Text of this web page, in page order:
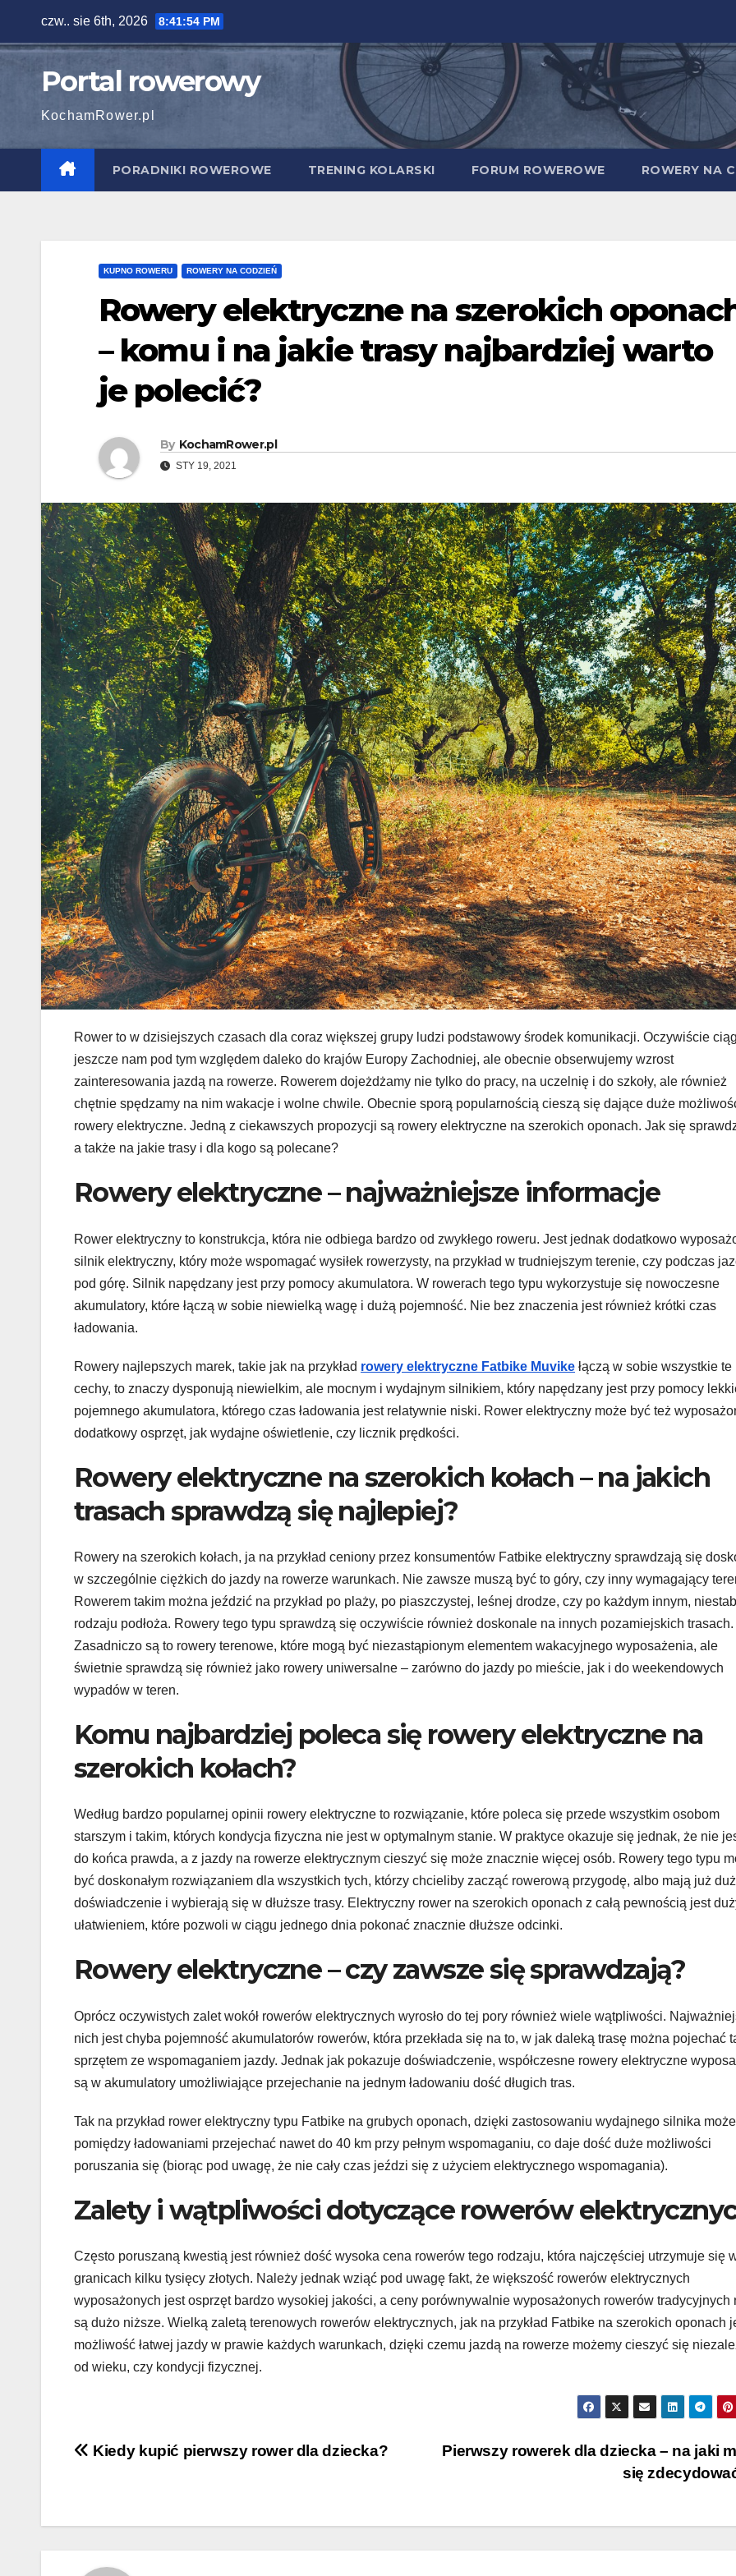
czw.. sie 6th, 2026 8:41:55 PM
Portal rowerowy
KochamRower.pl
PORADNIKI ROWEROWE TRENING KOLARSKI FORUM ROWEROWE ROWERY NA
KUPNO ROWERU ROWERY NA CODZIEŃ
Rowery elektryczne na szerokich
– komu i na jakie trasy najbardziej warto
je polecić?
By KochamRower.pl
STY 19, 2021
Rower to w dzisiejszych czasach dla coraz większej grupy ludzi podstawowy środek komunikacji. Oczywiście
jeszcze nam pod tym względem daleko do krajów Europy Zachodniej, ale obecnie obserwujemy wzrost
zainteresowania jazdą na rowerze. Rowerem dojeżdżamy nie tylko do pracy, na uczelnię i do szkoły, ale również
chętnie spędzamy na nim wakacje i wolne chwile. Obecnie sporą popularnością cieszą się dające duże
rowery elektryczne. Jedną z ciekawszych propozycji są rowery elektryczne na szerokich oponach. Jak się
a także na jakie trasy i dla kogo są polecane?
Rowery elektryczne – najważniejsze informacje
Rower elektryczny to konstrukcja, która nie odbiega bardzo od zwykłego roweru. Jest jednak dodatkowo
silnik elektryczny, który może wspomagać wysiłek rowerzysty, na przykład w trudniejszym terenie, czy podczas
pod górę. Silnik napędzany jest przy pomocy akumulatora. W rowerach tego typu wykorzystuje się nowoczesne
akumulatory, które łączą w sobie niewielką wagę i dużą pojemność. Nie bez znaczenia jest również krótki czas
ładowania.
Rowery najlepszych marek, takie jak na przykład rowery elektryczne Fatbike Muvike łączą w sobie wszystkie te
cechy, to znaczy dysponują niewielkim, ale mocnym i wydajnym silnikiem, który napędzany jest przy pomocy
pojemnego akumulatora, którego czas ładowania jest relatywnie niski. Rower elektryczny może być też
dodatkowy osprzęt, jak wydajne oświetlenie, czy licznik prędkości.
Rowery elektryczne na szerokich kołach – na jakich
trasach sprawdzą się najlepiej?
Rowery na szerokich kołach, ja na przykład ceniony przez konsumentów Fatbike elektryczny sprawdzają się
w szczególnie ciężkich do jazdy na rowerze warunkach. Nie zawsze muszą być to góry, czy inny wymagający
Rowerem takim można jeździć na przykład po plaży, po piaszczystej, leśnej drodze, czy po każdym innym,
rodzaju podłoża. Rowery tego typu sprawdzą się oczywiście również doskonale na innych pozamiejskich trasach.
Zasadniczo są to rowery terenowe, które mogą być niezastąpionym elementem wakacyjnego wyposażenia, ale
świetnie sprawdzą się również jako rowery uniwersalne – zarówno do jazdy po mieście, jak i do weekendowych
wypadów w teren.
Komu najbardziej poleca się rowery elektryczne na
szerokich kołach?
Według bardzo popularnej opinii rowery elektryczne to rozwiązanie, które poleca się przede wszystkim osobom
starszym i takim, których kondycja fizyczna nie jest w optymalnym stanie. W praktyce okazuje się jednak, że nie
do końca prawda, a z jazdy na rowerze elektrycznym cieszyć się może znacznie więcej osób. Rowery tego typu
być doskonałym rozwiązaniem dla wszystkich tych, którzy chcieliby zacząć rowerową przygodę, albo mają już
doświadczenie i wybierają się w dłuższe trasy. Elektryczny rower na szerokich oponach z całą pewnością jest
ułatwieniem, które pozwoli w ciągu jednego dnia pokonać znacznie dłuższe odcinki.
Rowery elektryczne – czy zawsze się sprawdzają?
Oprócz oczywistych zalet wokół rowerów elektrycznych wyrosło do tej pory również wiele wątpliwości.
nich jest chyba pojemność akumulatorów rowerów, która przekłada się na to, w jak daleką trasę można pojechać
sprzętem ze wspomaganiem jazdy. Jednak jak pokazuje doświadczenie, współczesne rowery elektryczne
są w akumulatory umożliwiające przejechanie na jednym ładowaniu dość długich tras.
Tak na przykład rower elektryczny typu Fatbike na grubych oponach, dzięki zastosowaniu wydajnego silnika może
pomiędzy ładowaniami przejechać nawet do 40 km przy pełnym wspomaganiu, co daje dość duże możliwości
poruszania się (biorąc pod uwagę, że nie cały czas jeździ się z użyciem elektrycznego wspomagania).
Zalety i wątpliwości dotyczące rowerów
Często poruszaną kwestią jest również dość wysoka cena rowerów tego rodzaju, która najczęściej utrzymuje się
granicach kilku tysięcy złotych. Należy jednak wziąć pod uwagę fakt, że większość rowerów elektrycznych
wyposażonych jest osprzęt bardzo wysokiej jakości, a ceny porównywalnie wyposażonych rowerów tradycyjnych
są dużo niższe. Wielką zaletą terenowych rowerów elektrycznych, jak na przykład Fatbike na szerokich oponach
możliwość łatwej jazdy w prawie każdych warunkach, dzięki czemu jazdą na rowerze możemy cieszyć się
od wieku, czy kondycji fizycznej.
Nawigacja
Pierwszy rowerek dla dziecka – na jaki
się
Kiedy kupić pierwszy rower dla dziecka?